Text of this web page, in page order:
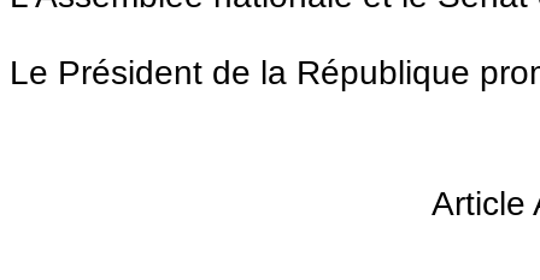
Le Président de la République
Article